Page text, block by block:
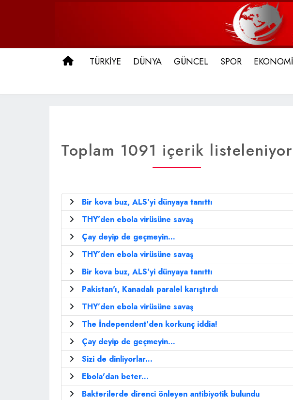
ANA SAYFA
TÜRKİYE DÜNYA GÜNCEL SPOR EKONOMİ
Toplam 1091 içerik listeleniyor
Bir kova buz, ALS'yi dünyaya tanıttı
THY’den ebola virüsüne savaş
Çay deyip de geçmeyin...
THY’den ebola virüsüne savaş
Bir kova buz, ALS'yi dünyaya tanıttı
Pakistan'ı, Kanadalı paralel karıştırdı
THY’den ebola virüsüne savaş
The İndependent'den korkunç iddia!
Çay deyip de geçmeyin...
Sizi de dinliyorlar...
Ebola'dan beter...
Bakterilerde direnci önleyen antibiyotik bulundu